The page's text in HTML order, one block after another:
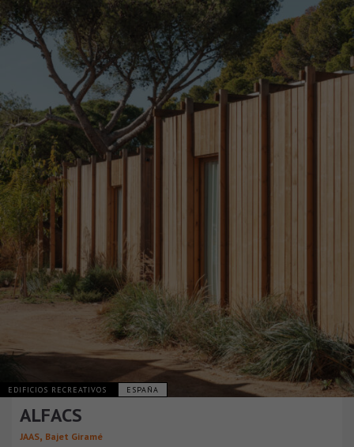
EDIFICIOS RECREATIVOS ESPAÑA
ALFACS
JAAS, Bajet Giramé